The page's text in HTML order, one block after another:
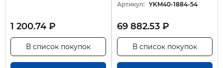
1 200.74 ₽
В список покупок
Артикул: YKM40-1884-54
69 882.53 ₽
В список покупок